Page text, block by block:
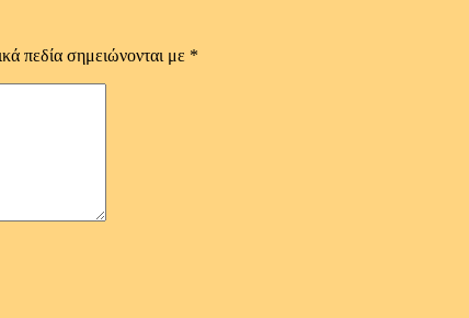
πεδία σημειώνονται με *